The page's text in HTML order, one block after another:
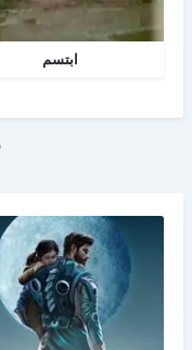
ابتسم